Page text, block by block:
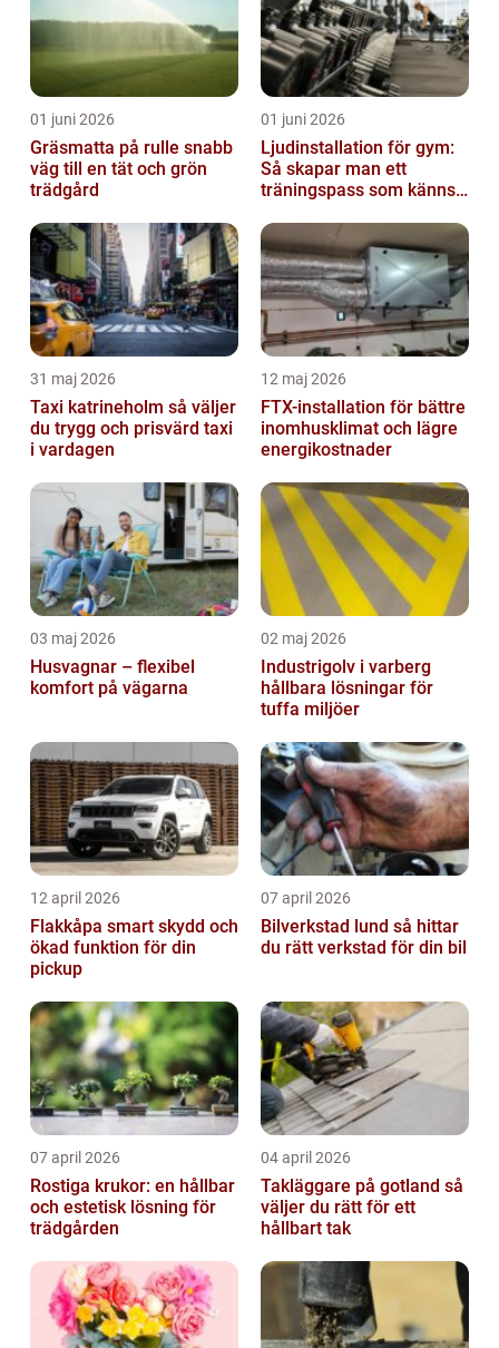
01 juni 2026
Gräsmatta på rulle snabb
väg till en tät och grön
trädgård
01 juni 2026
Ljudinstallation för gym:
Så skapar man ett
träningspass som känns i
31 maj 2026
Taxi katrineholm så väljer
du trygg och prisvärd taxi
i vardagen
12 maj 2026
FTX-installation för bättre
inomhusklimat och lägre
energikostnader
03 maj 2026
Husvagnar – flexibel
komfort på vägarna
02 maj 2026
Industrigolv i varberg
hållbara lösningar för
tuffa miljöer
12 april 2026
Flakkåpa smart skydd och
ökad funktion för din
pickup
07 april 2026
Bilverkstad lund så hittar
du rätt verkstad för din bil
07 april 2026
Rostiga krukor: en hållbar
och estetisk lösning för
trädgården
04 april 2026
Takläggare på gotland så
väljer du rätt för ett
hållbart tak